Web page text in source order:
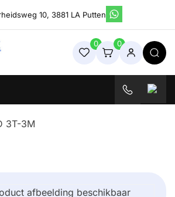
10, 3881 LA Putten
| Precisieweegschalen & Industriële
0 0
3T-3M